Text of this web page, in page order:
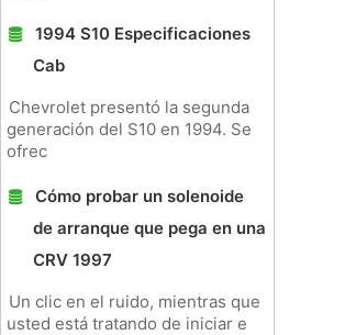
1994 S10 Especificaciones
Cab
Chevrolet presentó la segunda
generación del S10 en 1994. Se
ofrec
Cómo probar un solenoide
de arranque que pega en una
CRV 1997
Un clic en el ruido, mientras que
usted está tratando de iniciar e